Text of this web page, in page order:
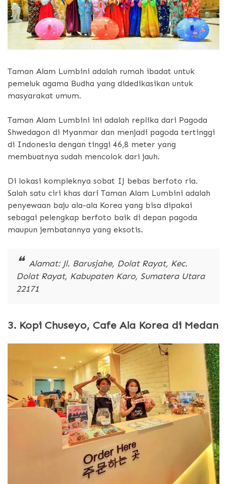
Taman Alam Lumbini adalah rumah ibadat untuk
pemeluk agama Budha yang didedikasikan untuk
masyarakat umum.
Taman Alam Lumbini ini adalah replika dari Pagoda
Shwedagon di Myanmar dan menjadi pagoda tertinggi
di Indonesia dengan tinggi 46,8 meter yang
membuatnya sudah mencolok dari jauh.
Di lokasi kompleknya sobat IJ bebas berfoto ria.
Salah satu ciri khas dari Taman Alam Lumbini adalah
penyewaan baju ala-ala Korea yang bisa dipakai
sebagai pelengkap berfoto baik di depan pagoda
maupun jembatannya yang eksotis.
Alamat: Jl. Barusjahe, Dolat Rayat, Kec.
Dolat Rayat, Kabupaten Karo, Sumatera Utara
22171
3. Kopi Chuseyo, Cafe Ala Korea di Medan